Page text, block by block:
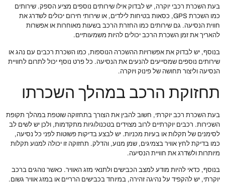
בעת השכרת רכבי יוקרה, יש לבדוק אילו שירותים נוספים מציע הספק. שירותים
כמו השכרת GPS, כסאות בטיחות לילדים, או שירותי חירום יכולים לשדרג את
חווית הנסיעה. גם שירותים כמו החזרת הרכב בשעות מאוחרות או אפשרות
להאריך את זמן השכרת הרכב יכולים להיות משמעותיים.
בנוסף, יש לבדוק את אפשרויות ההשכרה הנוספות, כמו השכרת רכבים עם נהג או
שירותים נוספים שמסייעים להנעים את הנסיעה. כל פרט נוסף יכול לתרום לחוויית
הנסיעה וליצור תחושה של פינוק ויוקרה.
תחזוקת הרכב במהלך השכרתו
בעת השכרת רכב יוקרתי, חשוב להבין את הצורך בתחזוקה שוטפת במהלך תקופת
השכירות. רכבים יוקרתיים לרוב מצוידים בטכנולוגיות מתקדמות, ולכן יש לשים לב
לסימנים של תקלות או בעיות מכניות. יש לבצע בדיקות פשוטות לפני כל נסיעה,
כמו בדיקת לחץ אוויר בצמיגים, שמן מנוע, והדלק. תחזוקה זו יכולה למנוע תקלות
מיותרות ולשדרג את חוויית הנסיעה.
בנוסף, כדאי להיות מודע למצב הכבישים ולתנאי מזג האוויר. כאשר נוהגים ברכב
יוקרתי, יש להקפיד על נהיגה זהירה, במיוחד בכבישים הרריים או במזג אוויר גשום.